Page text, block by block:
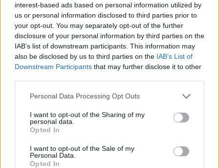
interest-based ads based on personal information utilized by
us or personal information disclosed to third parties prior to
your opt-out. You may separately opt-out of the further
disclosure of your personal information by third parties on the
IAB’s list of downstream participants. This information may
also be disclosed by us to third parties on the IAB’s List of
Downstream Participants that may further disclose it to other
Please note that this website/app uses one or more Google
not limited to your visit or usage behaviour. You may click to
grant or deny consent to Google and its third-party tags to
use your data for below specified purposes in below Google
consent section.
Personal Data Processing Opt Outs
I want to opt-out of the Sharing of my
personal data.
Opted In
I want to opt-out of the Sale of my
Personal Data.
Opted In
Arra is emlékeztettek mindenkit, hogy éjjel használják a
SURE Walk szolgáltatást, mert nem tudhatod, ki állít meg az
úton.
A Greenlights nem csak a traumákról szól. A színész a
családjáról is ír, többek közt a szülei viharos kapcsolatáról.
Felidézi, hogy édesanyja, Kay egy veszekedés során
helyzet a konyhakövön ért véget sz*xszel. A házaspár
háromszor házasodott egymással, és kétszer vált el.